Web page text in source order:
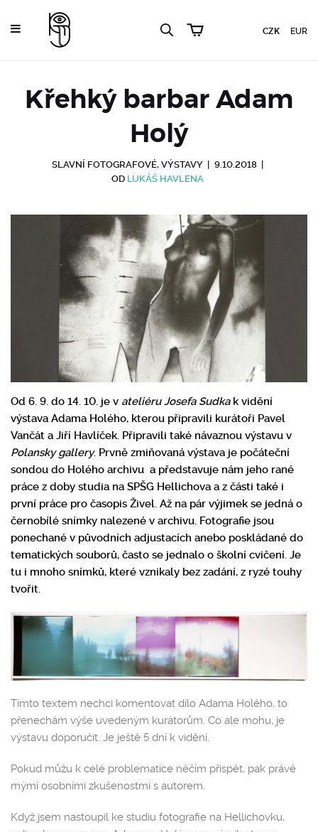
CZK EUR
Křehký barbar Adam
Holý
SLAVNÍ FOTOGRAFOVÉ, VÝSTAVY 9.10.2018
OD LUKÁŠ HAVLENA
Od 6. 9. do 14. 10. je v ateliéru Josefa Sudkak vidění
výstava Adama Holého, kterou připravili kurátoři Pavel
Vančát a Jiří Havlíček. Připravili také návaznou výstavu v
Polansky gallery. Prvně zmiňovaná výstava je počáteční
sondou do Holého archivu a představuje nám jeho rané
práce z doby studia na SPŠG Hellichova a z části také i
první práce pro časopis Živel. Až na pár výjimek se jedná o
černobílé snímky nalezené v archivu. Fotografie jsou
ponechané v původních adjustacích anebo poskládané do
tematických souborů, často se jednalo o školní cvičení. Je
tu i mnoho snímků, které vznikaly bez zadání, z ryzé touhy
tvořit.
Tímto textem nechci komentovat dílo Adama Holého, to
přenechám výše uvedeným kurátorům. Co ale mohu, je
výstavu doporučit. Je ještě 5 dní k vidění.
Pokud můžu k celé problematice něčím přispět, pak právě
mými osobními zkušenostmi s autorem.
Když jsem nastoupil ke studiu fotografie na Hellichovku,